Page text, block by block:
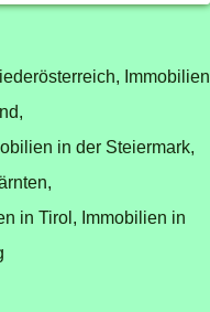
Immobilien
in der Steiermark,
in Tirol, Immobilien in